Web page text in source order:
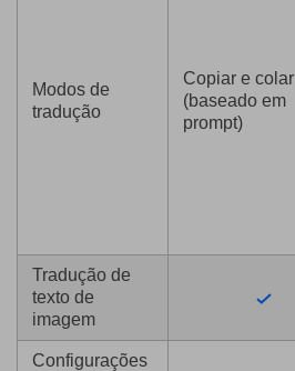
Modos de
tradução
Copiar e colar
(baseado em
prompt)
Tradução de
texto de
imagem
Configurações